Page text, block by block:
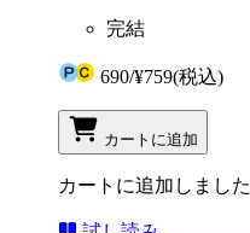
完結
690/¥759(税込)
カートに追加
カートに追加しました